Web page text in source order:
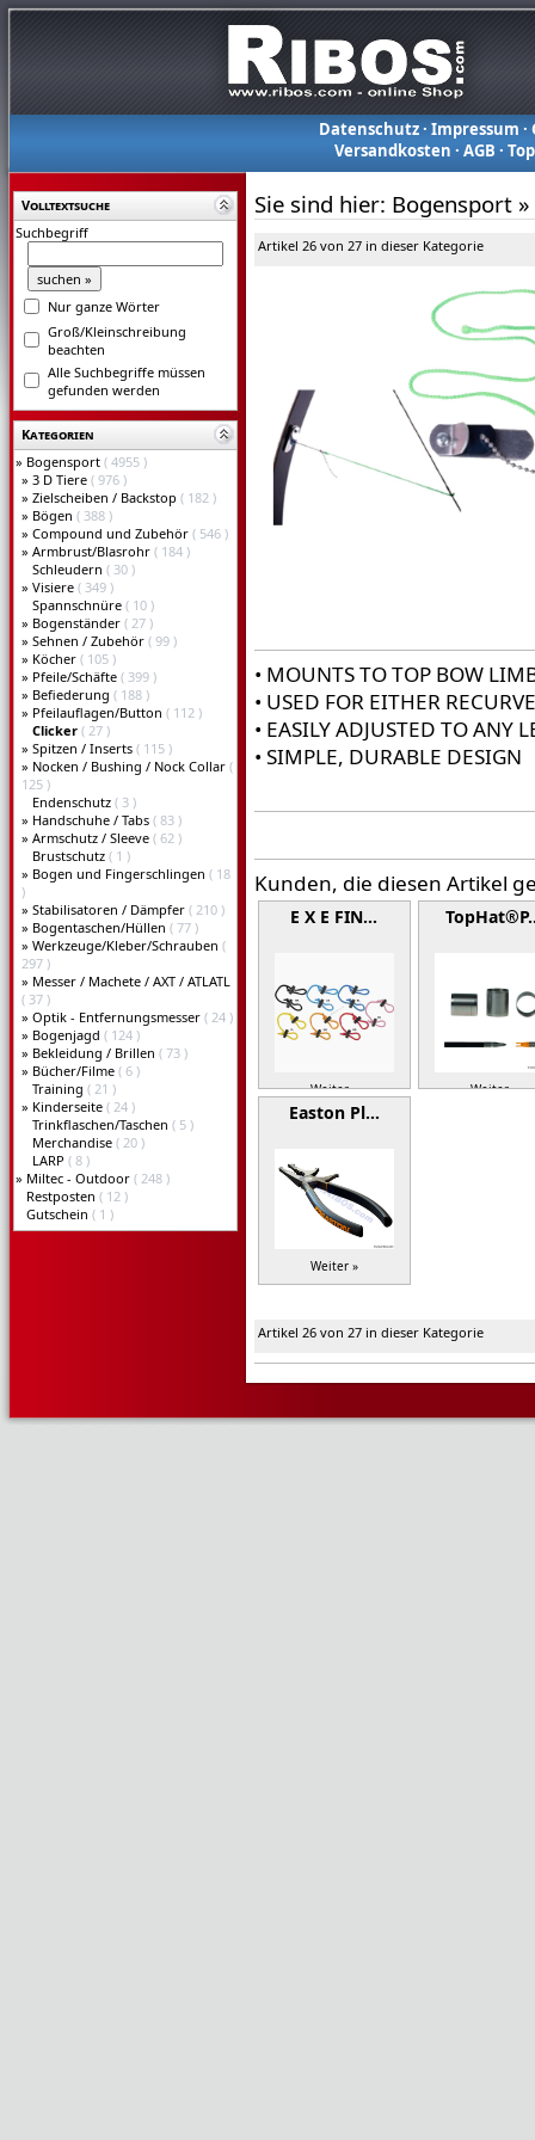
Datenschutz· Impressum ·
Versandkosten ·AGB ·
Volltextsuche
Suchbegriff
Nur ganze Wörter
Groß/Kleinschreibung
beachten
Alle Suchbegriffe müssen
gefunden werden
Kategorien
» Bogensport ( 4955 )
» 3 D Tiere ( 976 )
» Zielscheiben / Backstop ( 182 )
» Bögen ( 388 )
» Compound und Zubehör ( 546 )
» Armbrust/Blasrohr ( 184 )
Schleudern ( 30 )
» Visiere ( 349 )
Spannschnüre ( 10 )
» Bogenständer ( 27 )
» Sehnen / Zubehör ( 99 )
» Köcher ( 105 )
» Pfeile/Schäfte ( 399 )
» Befiederung ( 188 )
» Pfeilauflagen/Button ( 112 )
Clicker ( 27 )
» Spitzen / Inserts ( 115 )
» Nocken / Bushing / Nock Collar (
125 )
Endenschutz ( 3 )
» Handschuhe / Tabs ( 83 )
» Armschutz / Sleeve ( 62 )
Brustschutz ( 1 )
» Bogen und Fingerschlingen ( 18
)
» Stabilisatoren / Dämpfer ( 210 )
» Bogentaschen/Hüllen ( 77 )
» Werkzeuge/Kleber/Schrauben (
297 )
» Messer / Machete / AXT / ATLATL
( 37 )
» Optik - Entfernungsmesser ( 24 )
» Bogenjagd ( 124 )
» Bekleidung / Brillen ( 73 )
» Bücher/Filme ( 6 )
Training ( 21 )
» Kinderseite ( 24 )
Trinkflaschen/Taschen ( 5 )
Merchandise ( 20 )
LARP ( 8 )
» Miltec - Outdoor ( 248 )
Restposten ( 12 )
Gutschein ( 1 )
Sie sind hier: Bogensport »
Artikel 26 von 27 in dieser Kategorie
• MOUNTS TO TOP BOW
• USED FOR EITHER
• EASILY ADJUSTED TO ANY
• SIMPLE, DURABLE DESIGN
Kunden, die diesen Artikel
E X E FIN…
Weiter » Weiter »
Easton Pl…
Weiter »
Artikel 26 von 27 in dieser Kategorie